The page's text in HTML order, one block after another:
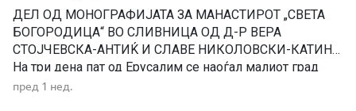
ДЕЛ ОД МОНОГРАФИЈАТА ЗА МАНАСТИРОТ „СВЕТА
БОГОРОДИЦА“ ВО СЛИВНИЦА ОД Д-Р ВЕРА
СТОЈЧЕВСКА-АНТИЌ И СЛАВЕ НИКОЛОВСКИ-КАТИН
На три дена пат од Ерусалим се наоѓал малиот град
Назарет. Таму живееле праведните Јоаким и Ана,
пред 1 нед.